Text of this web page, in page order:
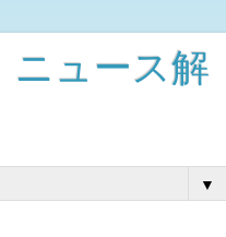
ュース解
▼